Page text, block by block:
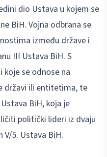
dio Ustava u kojem se
BiH. Vojna odbrana se
između države i
III Ustava BiH. S
se odnose na
državi ili entitetima, te
BiH, koja je
politički lideri iz dvaju
5. Ustava BiH.